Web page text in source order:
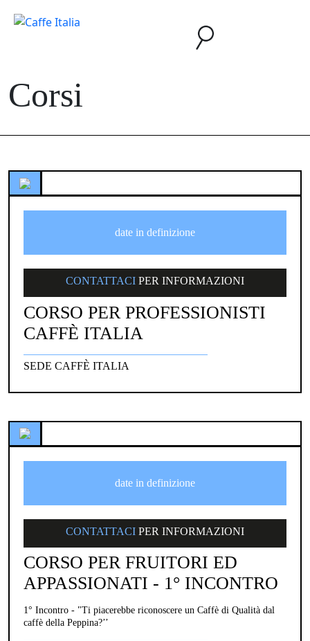
Corsi
date in definizione
CONTATTACI PER INFORMAZIONI
CORSO PER PROFESSIONISTI
CAFFÈ ITALIA
SEDE CAFFÈ ITALIA
date in definizione
CONTATTACI PER INFORMAZIONI
CORSO PER FRUITORI ED
APPASSIONATI - 1° INCONTRO
1° Incontro - "Ti piacerebbe riconoscere un Caffè di Qualità dal
caffè della Peppina?’’